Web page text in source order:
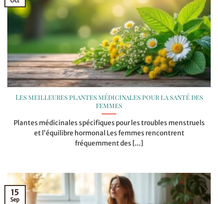
Les meilleures plantes médicinales pour la santé des
femmes
Plantes médicinales spécifiques pour les troubles menstruels
et l’équilibre hormonal Les femmes rencontrent
fréquemment des [...]
15
Sep